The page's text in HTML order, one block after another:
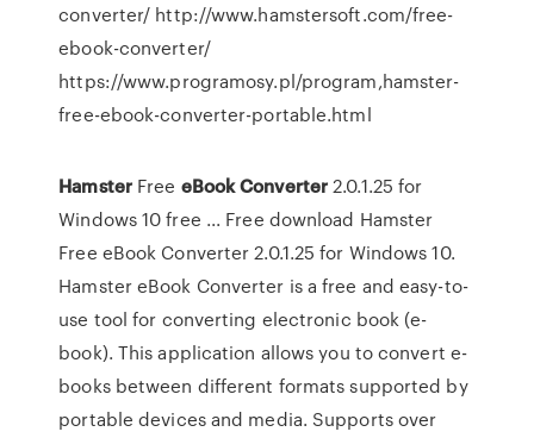
converter/ http://www.hamstersoft.com/free-
ebook-converter/
https://www.programosy.pl/program,hamster-
free-ebook-converter-portable.html
HamsterFree eBookConverter2.0.1.25 for
Windows 10 free ... Free download Hamster
Free eBook Converter 2.0.1.25 for Windows 10.
Hamster eBook Converter is a free and easy-to-
use tool for converting electronic book (e-
book). This application allows you to convert e-
books between different formats supported by
portable devices and media. Supports over